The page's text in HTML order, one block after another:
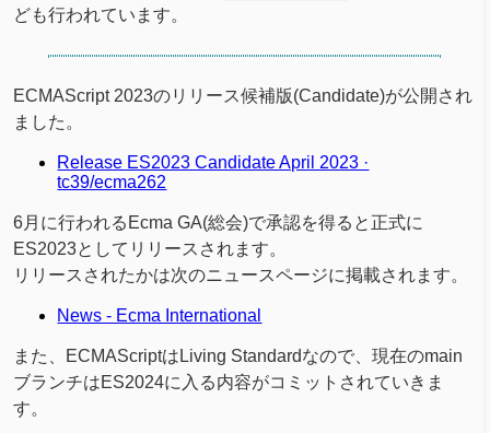
ども行われています。
ECMAScript 2023のリリース候補版(Candidate)が公開され
ました。
Release ES2023 Candidate April 2023 ·
tc39/ecma262
6月に行われるEcma GA(総会)で承認を得ると正式に
ES2023としてリリースされます。
リリースされたかは次のニュースページに掲載されます。
News - Ecma International
また、ECMAScriptはLiving Standardなので、現在のmain
ブランチはES2024に入る内容がコミットされていきま
す。